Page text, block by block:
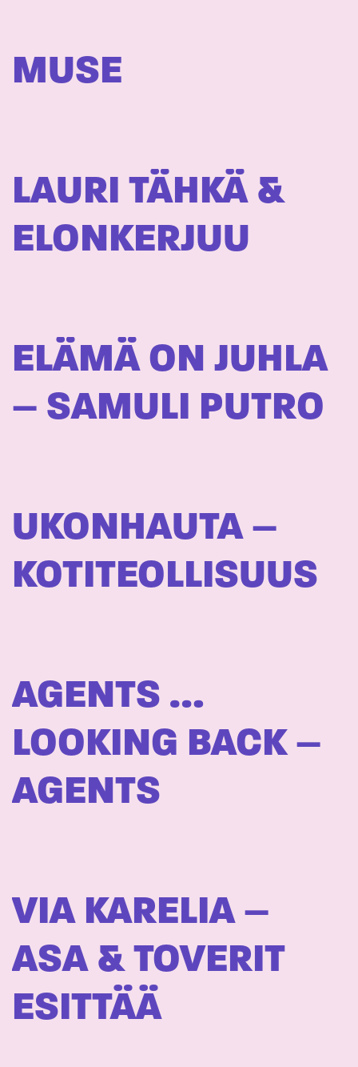
MUSE
LAURI TÄHKÄ &
ELONKERJUU
ELÄMÄ ON JUHLA
– SAMULI PUTRO
UKONHAUTA –
KOTITEOLLISUUS
AGENTS …
LOOKING BACK –
AGENTS
VIA KARELIA –
ASA & TOVERIT
ESITTÄÄ